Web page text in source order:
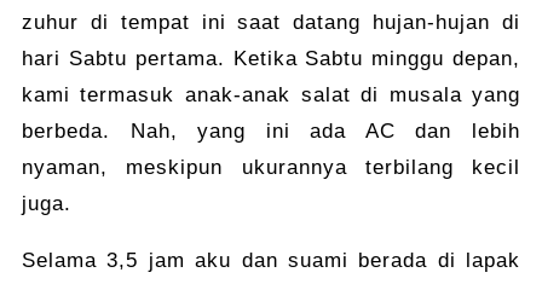
zuhur di tempat ini saat datang hujan-hujan di
hari Sabtu pertama. Ketika Sabtu minggu depan,
kami termasuk anak-anak salat di musala yang
berbeda. Nah, yang ini ada AC dan lebih
nyaman, meskipun ukurannya terbilang kecil
juga.
Selama 3,5 jam aku dan suami berada di lapak